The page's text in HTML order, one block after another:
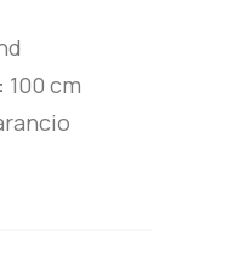
100 cm